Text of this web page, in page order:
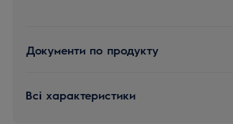
Документи по продукту
Всі характеристики